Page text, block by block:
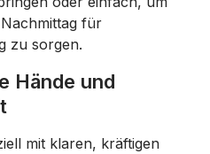
für
zu sorgen.
Hände und
mit klaren, kräftigen